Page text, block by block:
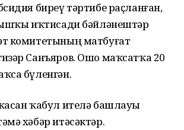
биреү тәртибе раҫланған,
иҡтисади бәйләнештәр
комитетының матбуғат
Санъяров. Ошо маҡсатҡа 20
бүленгән.
ҡабул ителә башлауы
хәбәр итәсәктәр.